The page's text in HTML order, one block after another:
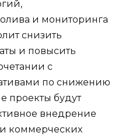
и мониторинга
снизить
и повысить
с
по снижению
проекты будут
внедрение
коммерческих